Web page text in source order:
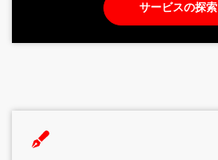
サービスの探索